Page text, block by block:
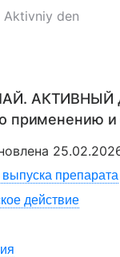
Aktivniy den
АКТИВНЫЙ
применению
препарата
действие